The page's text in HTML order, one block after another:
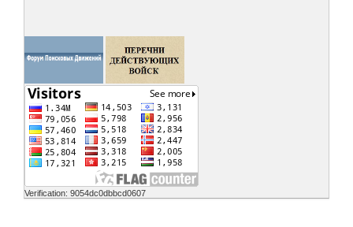
Verification: 9054dc0dbbcd0607